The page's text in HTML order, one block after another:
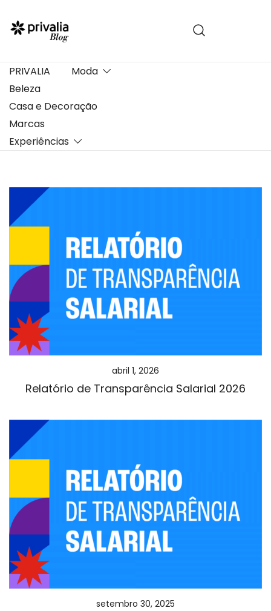
conteúdo
PRIVALIA
Moda
Beleza
Casa e Decoração
Marcas
Experiências
abril 1, 2026
Relatório de Transparência Salarial 2026
setembro 30, 2025